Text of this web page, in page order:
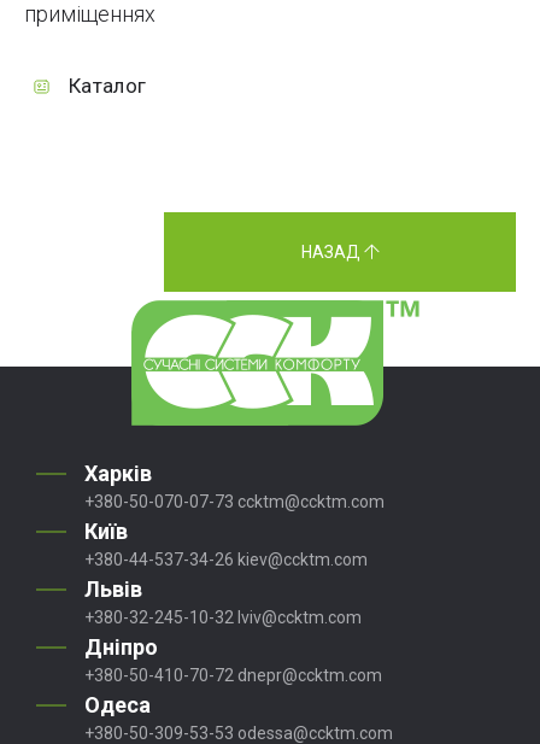
приміщеннях
Каталог
НАЗАД
Харків
+380-50-070-07-73 ccktm@ccktm.com
Київ
+380-44-537-34-26 kiev@ccktm.com
Львів
+380-32-245-10-32 lviv@ccktm.com
Дніпро
+380-50-410-70-72 dnepr@ccktm.com
Одеса
+380-50-309-53-53 odessa@ccktm.com